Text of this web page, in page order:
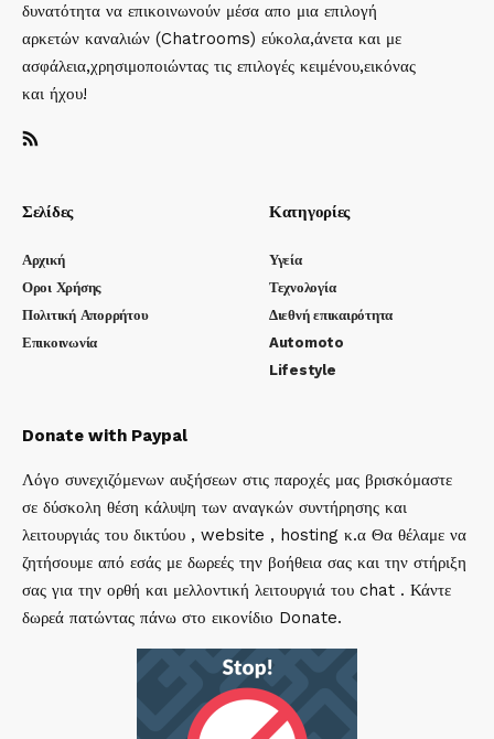
δυνατότητα να επικοινωνούν μέσα απο μια επιλογή
αρκετών καναλιών (Chatrooms) εύκολα,άνετα και με
ασφάλεια,χρησιμοποιώντας τις επιλογές κειμένου,εικόνας
και ήχου!
Σελίδες
Αρχική
Οροι Χρήσης
Πολιτική Απορρήτου
Επικοινωνία
Κατηγορίες
Υγεία
Τεχνολογία
Διεθνή επικαιρότητα
Automoto
Lifestyle
Donate with Paypal
Λόγο συνεχιζόμενων αυξήσεων στις παροχές μας βρισκόμαστε
σε δύσκολη θέση κάλυψη των αναγκών συντήρησης και
λειτουργιάς του δικτύου , website , hosting κ.α Θα θέλαμε να
ζητήσουμε από εσάς με δωρεές την βοήθεια σας και την στήριξη
σας για την ορθή και μελλοντική λειτουργιά του chat . Κάντε
δωρεά πατώντας πάνω στο εικονίδιο Donate.